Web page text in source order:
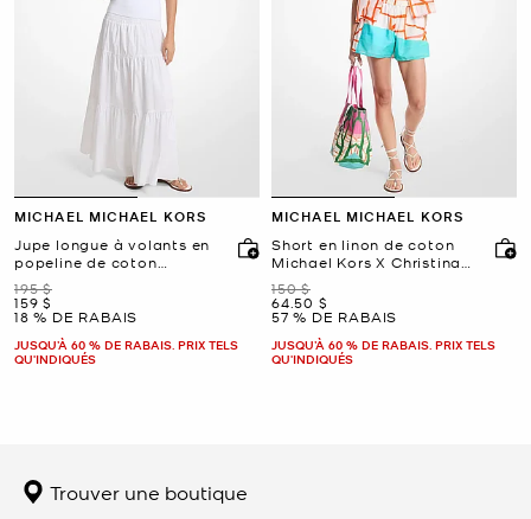
MICHAEL MICHAEL KORS
Jupe longue à volants en
popeline de coton
smockée
était
195 $
maintenant
159 $
18 % DE RABAIS
JUSQU’À 60 % DE RABAIS. PRIX TELS
QU'INDIQUÉS
MICHAEL MICHAEL KORS
Short en linon de coton
Michael Kors X Christina
Zimpel
était
150 $
maintenant
64.50 $
57 % DE RABAIS
JUSQU’À 60 % DE RABAIS. PRIX TELS
QU'INDIQUÉS
Trouver une boutique